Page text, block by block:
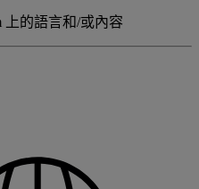
上的語言和/或內容